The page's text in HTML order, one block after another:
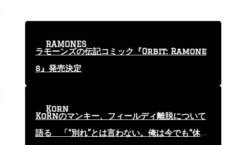
ラモーンズの伝記コミック『Orbit: Ramone
s』発売決定
RAMONES
KoRnのマンキー、フィールディ離脱について
語る 「“別れ”とは言わない。俺は今でも“休
Korn